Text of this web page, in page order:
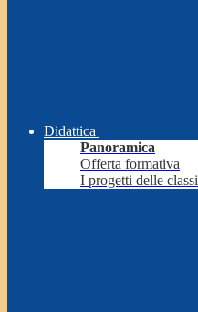
Didattica
Panoramica
Offerta formativa
I progetti delle classi